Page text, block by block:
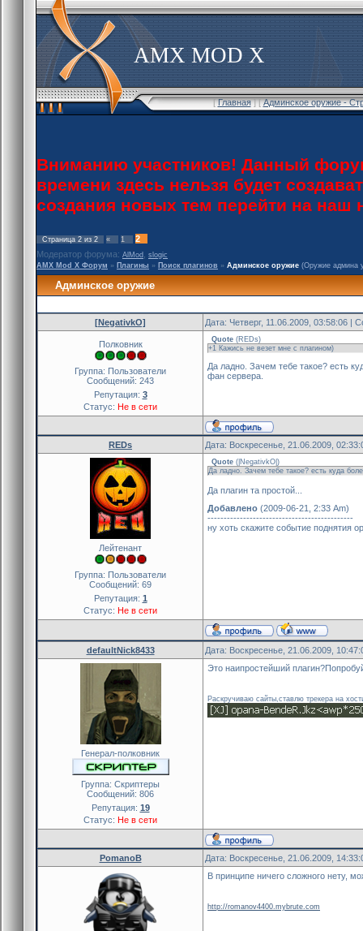
AMX MOD X
[Главная] [Админское оружие -
Вниманию участников! Данный
времени здесь нельзя будет
создания новых тем перейти на
Страница 2 из 2 « 1
2
Модератор форума: AlMod
slogic
AMX Mod X Форум » Плагины » Поиск плагинов » Админское оружие (Оружие админа
Админское оружие
[NegativkO] Дата: Четверг, 11.06.2009, 03:58:06 |
Полковник
Группа: Пользователи
Сообщений: 243
Репутация: 3
Статус: Не в сети
Quote (REDs)
+1 Кажись не везет мне с плагином)
Да ладно. Зачем тебе такое? есть
фан сервера.
REDs Дата: Воскресенье, 21.06.2009,
Лейтенант
Группа: Пользователи
Сообщений: 69
Репутация: 1
Статус: Не в сети
Quote ( |NegativkO| )
Да ладно. Зачем тебе такое? есть куда
Да плагин та простой...
Добавлено (2009-06-21, 2:33 Am)
---------------------------------------------
ну хоть скажите событие поднятия
defaultNick8433 Дата: Воскресенье, 21.06.2009,
Генерал-полковник
Группа: Скриптеры
Сообщений: 806
Репутация: 19
Статус: Не в сети
Это наипростейший
Раскручиваю сайты,ставлю трекера на
PomanoB Дата: Воскресенье, 21.06.2009,
В принципе ничего сложного нету,
http://romanov4400.mybrute.com